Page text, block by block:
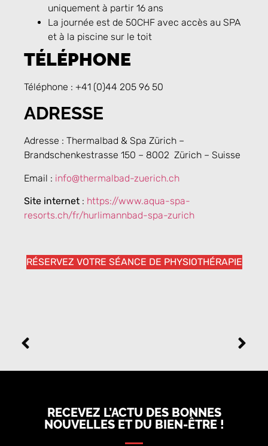
uniquement à partir 16 ans
La journée est de 50CHF avec accès au SPA
et à la piscine sur le toit
TÉLÉPHONE
Téléphone : +41 (0)44 205 96 50
ADRESSE
Adresse : Thermalbad & Spa Zürich –
Brandschenkestrasse 150 – 8002 Zürich – Suisse
Email : info@thermalbad-zuerich.ch
Site internet : https://www.aqua-spa-
resorts.ch/fr/hurlimannbad-spa-zurich
RÉSERVEZ VOTRE SÉANCE DE PHYSIOTHÉRAPIE
RECEVEZ L’ACTU DES BONNES
NOUVELLES ET DU BIEN-ÊTRE !